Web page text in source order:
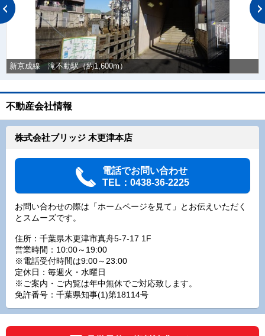
新京成線 滝不動駅（約1,600m）
不動産会社情報
株式会社ブリッジ 木更津本店
電話でお問い合わせ
TEL：0438-36-2225
お問い合わせの際は「ホームページを見て」とお伝えいただく
とスムーズです。
住所：千葉県木更津市真舟5-7-17 1F
営業時間：10:00～19:00
※電話受付時間は9:00～23:00
定休日：毎週火・水曜日
※ご案内・ご内覧は年中無休でご対応致します。
免許番号：千葉県知事(1)第18114号